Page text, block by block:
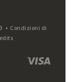
• Condizioni di